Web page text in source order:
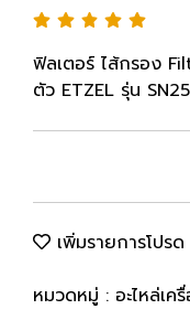
ฟิลเตอร์ ไส้กรอง
ตัว ETZEL รุ่น
เพิ่มรายการโปรด
หมวดหมู่ : อะไหล่เ